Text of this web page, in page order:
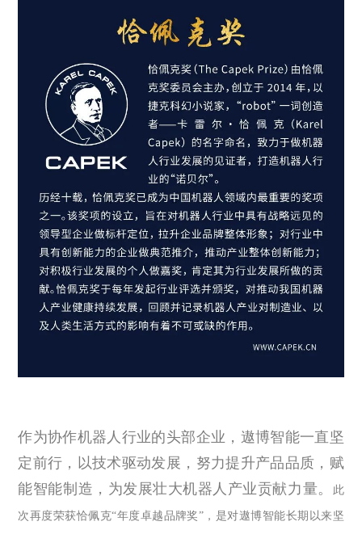
作为协作机器人行业的头部企业，遨博智能一直坚
定前行，以技术驱动发展，努力提升产品品质，赋
能智能制造，为发展壮大机器人产业贡献力量。
此
次再度荣获恰佩克“年度卓越品牌奖”，是对遨博智能长期以来坚